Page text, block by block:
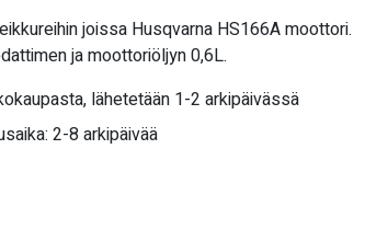
joissa Husqvarna HS166A moottori.
ja moottoriöljyn 0,6L.
lähetetään 1-2 arkipäivässä
2-8 arkipäivää